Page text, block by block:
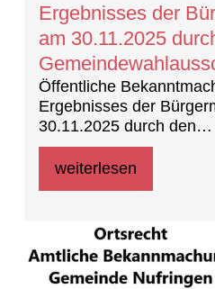
Ergebnisses der
am 30.11.2025
Öffentliche
Ergebnisses der
30.11.2025 durch den
Gemeindewahlausschuss
weiterlesen